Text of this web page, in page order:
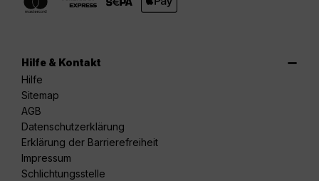
Hilfe & Kontakt
Hilfe
Sitemap
AGB
Datenschutzerklärung
Erklärung der Barrierefreiheit
Impressum
Schlichtungsstelle